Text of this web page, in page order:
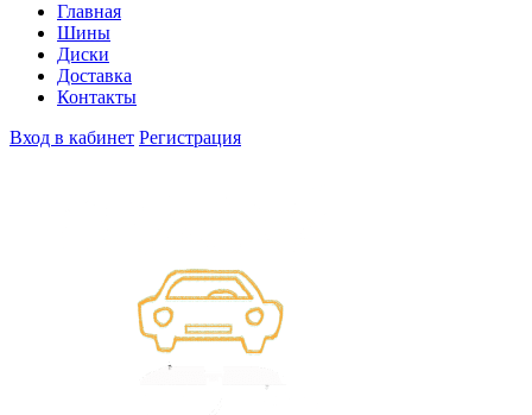
Главная
Шины
Диски
Доставка
Контакты
Вход в кабинет Регистрация